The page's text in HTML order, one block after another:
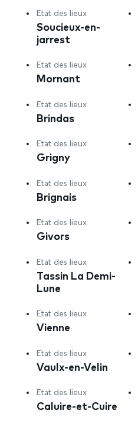
Etat des lieux
Soucieux-en-
jarrest
Etat des lieux
Mornant
Etat des lieux
Brindas
Etat des lieux
Grigny
Etat des lieux
Brignais
Etat des lieux
Givors
Etat des lieux
Tassin La Demi-
Lune
Etat des lieux
Vienne
Etat des lieux
Vaulx-en-Velin
Etat des lieux
Caluire-et-Cuire